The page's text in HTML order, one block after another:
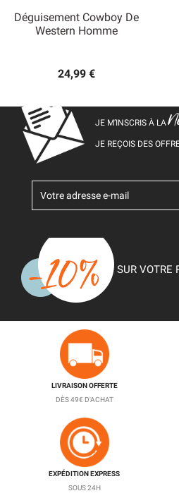
Déguisement Cowboy De
Western Homme
24,99 €
JE M’INSCRIS À LA
JE REÇOIS DES
SUR VOTRE
LIVRAISON OFFERTE
DÈS 49€ D'ACHAT
EXPÉDITION EXPRESS
SOUS 24H